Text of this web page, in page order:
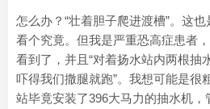
怎么办？“壮着胆子爬进渡槽”。这
看个究竟。但我是严重恐高症患者
看到了，并且“对着扬水站内两根抽
吓得我们撒腿就跑”。我想可能是很
站毕竟安装了396大马力的抽水机，